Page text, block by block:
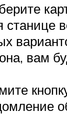
станице
вам